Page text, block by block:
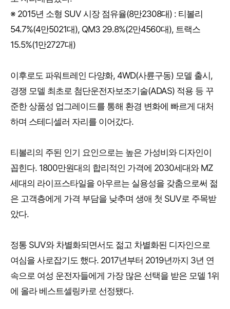
※ 2015년 소형 SUV 시장 점유율(8만2308대) : 티볼리
54.7%(4만5021대), QM3 29.8%(2만4560대), 트랙스
15.5%(1만2727대)
이후로도 파워트레인 다양화, 4WD(사륜구동) 모델 출시,
경쟁 모델 최초로 첨단운전자보조기술(ADAS) 적용 등 꾸
준한 상품성 업그레이드를 통해 환경 변화에 빠르게 대처
하며 스테디셀러 자리를 이어갔다.
티볼리의 주된 인기 요인으로는 높은 가성비와 디자인이
꼽힌다. 1800만원대의 합리적인 가격에 2030세대와 MZ
세대의 라이프스타일을 아우르는 실용성을 갖춤으로써 젊
은 고객층에게 가격 부담을 낮추며 생애 첫 SUV로 주목받
았다.
정통 SUV와 차별화되면서도 젊고 차별화된 디자인으로
여심을 사로잡기도 했다. 2017년부터 2019년까지 3년 연
속으로 여성 운전자들에게 가장 많은 선택을 받은 모델 1위
에 올라 베스트셀링카로 선정됐다.